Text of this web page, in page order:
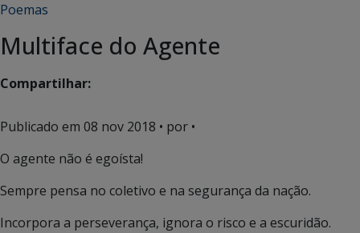
Poemas
Multiface do Agente
Compartilhar:
Publicado em 08 nov 2018 • por •
O agente não é egoísta!
Sempre pensa no coletivo e na segurança da nação.
Incorpora a perseverança, ignora o risco e a escuridão.